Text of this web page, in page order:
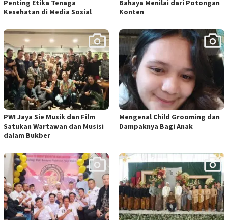
Penting Etika Tenaga
Kesehatan di Media Sosial
Bahaya Menilai dari Potongan
Konten
PWI Jaya Sie Musik dan Film
Satukan Wartawan dan Musisi
dalam Bukber
Mengenal Child Grooming dan
Dampaknya Bagi Anak